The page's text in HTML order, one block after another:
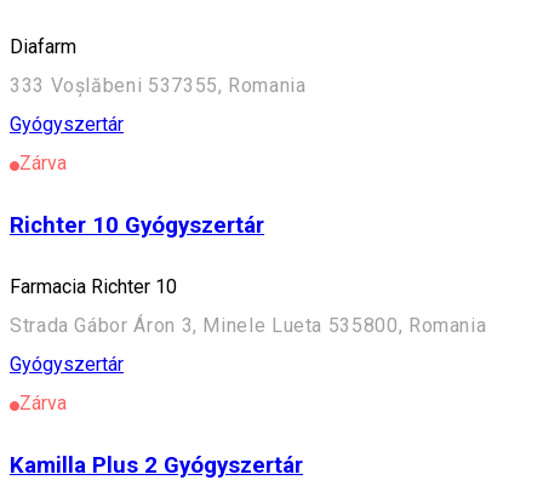
Diafarm
333 Voșlăbeni 537355, Romania
Gyógyszertár
Zárva
Richter 10 Gyógyszertár
Farmacia Richter 10
Strada Gábor Áron 3, Minele Lueta 535800, Romania
Gyógyszertár
Zárva
Kamilla Plus 2 Gyógyszertár